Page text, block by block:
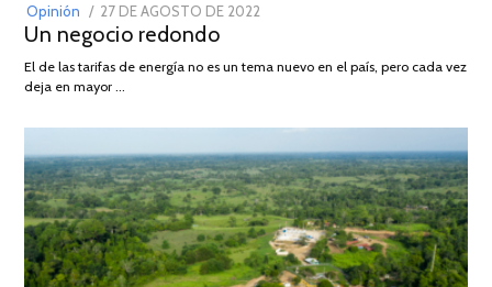
Opinión
POSTED
ON
27 DE AGOSTO DE 2022
DE
Un negocio redondo
El de las tarifas de energía no es un tema nuevo en el país, pero cada vez
deja en mayor …